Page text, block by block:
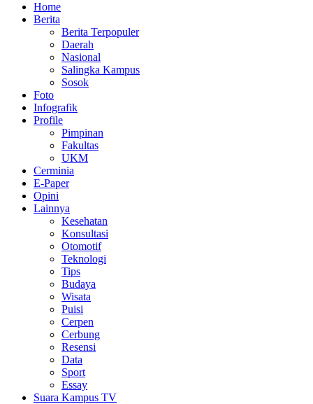
Home
Berita
Berita Terpopuler
Daerah
Nasional
Salingka Kampus
Sosok
Foto
Infografik
Profile
Pimpinan
Fakultas
UKM
Cerminia
E-Paper
Opini
Lainnya
Kesehatan
Konsultasi
Otomotif
Teknologi
Tips
Budaya
Wisata
Puisi
Cerpen
Cerbung
Resensi
Data
Sport
Essay
Suara Kampus TV